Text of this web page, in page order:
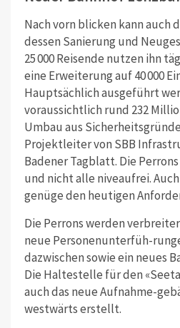
Nach vorn blicken kann auch
dessen Sanierung und
25 000 Reisende nutzen ihn
eine Erweiterung auf 40 000
Hauptsächlich ausgeführt
voraussichtlich rund 232
Umbau aus
Projektleiter von SBB
Badener Tagblatt. Die
und nicht alle niveaufrei.
genüge den heutigen
Die Perrons werden
neue Personenunterfüh-
dazwischen sowie ein neues
Die Haltestelle für den
auch das neue Aufnahme-
westwärts erstellt.